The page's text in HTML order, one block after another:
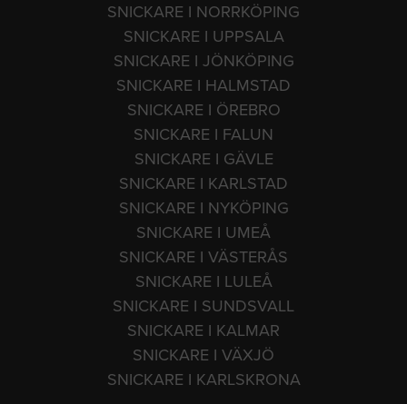
SNICKARE I NORRKÖPING
SNICKARE I UPPSALA
SNICKARE I JÖNKÖPING
SNICKARE I HALMSTAD
SNICKARE I ÖREBRO
SNICKARE I FALUN
SNICKARE I GÄVLE
SNICKARE I KARLSTAD
SNICKARE I NYKÖPING
SNICKARE I UMEÅ
SNICKARE I VÄSTERÅS
SNICKARE I LULEÅ
SNICKARE I SUNDSVALL
SNICKARE I KALMAR
SNICKARE I VÄXJÖ
SNICKARE I KARLSKRONA